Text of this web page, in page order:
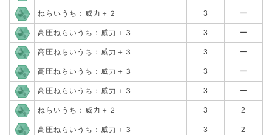
ねらいうち：威力＋２ 3 ー
高圧ねらいうち：威力＋３ 3 ー
高圧ねらいうち：威力＋３ 3 ー
高圧ねらいうち：威力＋３ 3 ー
高圧ねらいうち：威力＋３ 3 ー
ねらいうち：威力＋２ 3 2
高圧ねらいうち：威力＋３ 3 2